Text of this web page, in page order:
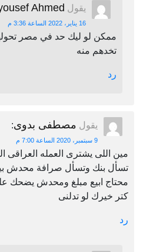
يقول Ahmed
16 يناير، 2022 الساعة 3:36 م
ممكن لو ليك حد في مصر
تخدهم منه
رد
يقول مصطفى بدوى:
9 سبتمبر، 2020 الساعة 7:00 م
مين اللى يشترى العمله العراقى
تسأل بنك وتسأل صرافة محدش
محتاج ابيع مبلغ ومحدش يضحك
كتر خيرك لو تدلنى
رد